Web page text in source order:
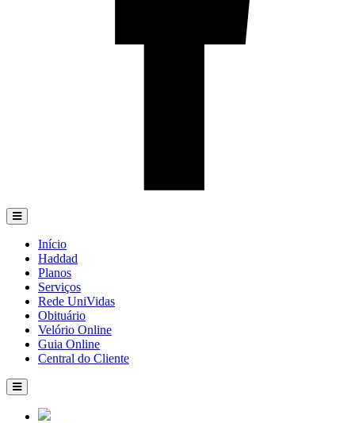
Início
Haddad
Planos
Serviços
Rede UniVidas
Obituário
Velório Online
Guia Online
Central do Cliente